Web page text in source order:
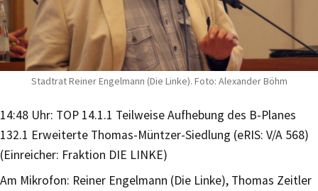
Stadtrat Reiner Engelmann (Die Linke). Foto: Alexander Böhm
14:48 Uhr: TOP 14.1.1 Teilweise Aufhebung des B-Planes
132.1 Erweiterte Thomas-Müntzer-Siedlung (eRIS: V/A 568)
(Einreicher: Fraktion DIE LINKE)
Am Mikrofon: Reiner Engelmann (Die Linke), Thomas Zeitler